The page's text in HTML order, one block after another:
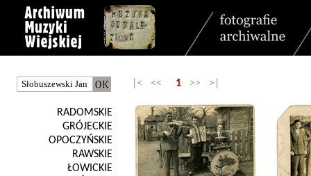
RADOMSKIE
GRÓJECKIE
OPOCZYŃSKIE
RAWSKIE
ŁOWICKIE
|< << 1 >> >|